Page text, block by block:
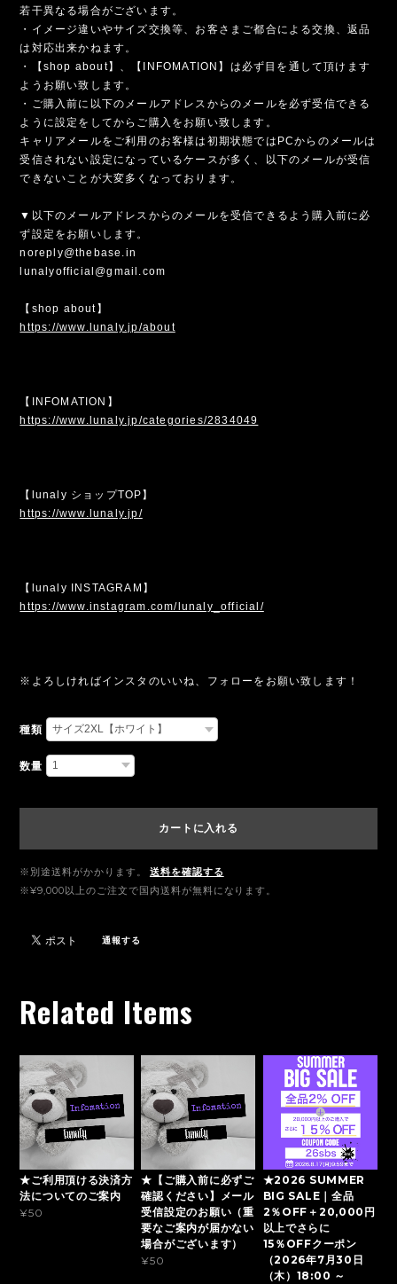
若干異なる場合がございます。
・イメージ違いやサイズ交換等、お客さまご都合による交換、返品
は対応出来かねます。
・【shop about】、【INFOMATION】は必ず目を通して頂けます
ようお願い致します。
・ご購入前に以下のメールアドレスからのメールを必ず受信できる
ように設定をしてからご購入をお願い致します。
キャリアメールをご利用のお客様は初期状態ではPCからのメールは
受信されない設定になっているケースが多く、以下のメールが受信
できないことが大変多くなっております。
▼以下のメールアドレスからのメールを受信できるよう購入前に必
ず設定をお願いします。
noreply@thebase.in
lunalyofficial@gmail.com
【shop about】
https://www.lunaly.jp/about
【INFOMATION】
https://www.lunaly.jp/categories/2834049
【lunaly ショップTOP】
https://www.lunaly.jp/
【lunaly INSTAGRAM】
https://www.instagram.com/lunaly_official/
※よろしければインスタのいいね、フォローをお願い致します！
種類
数量
カートに入れる
※別途送料がかかります。
送料を確認する
※¥9,000以上のご注文で国内送料が無料になります。
通報する
Related Items
★ご利用頂ける決済方
法についてのご案内
¥50
★【ご購入前に必ずご
確認ください】メール
受信設定のお願い（重
要なご案内が届かない
場合がございます）
¥50
★2026 SUMMER
BIG SALE｜全品
2％OFF＋20,000円
以上でさらに
15％OFFクーポン
（2026年7月30日
（木）18:00 ～